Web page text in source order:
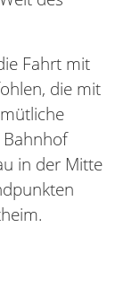
Fahrt mit
die mit
in der Mitte